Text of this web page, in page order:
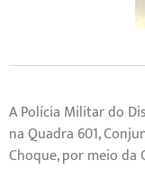
A Polícia Militar do
na Quadra 601,
Choque, por meio da